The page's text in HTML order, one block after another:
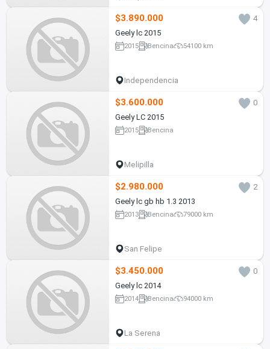
$3.890.000
4
Geely lc 2015
2015 Bencina 54100 km
Independencia
$3.600.000
0
Geely LC 2015
2015 Bencina
Melipilla
$2.980.000
2
Geely lc gb hb 1.3 2013
2013 Bencina 79000 km
San Felipe
$3.450.000
0
Geely lc 2014
2014 Bencina 94000 km
La Serena